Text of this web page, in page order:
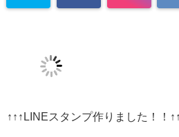
↑↑↑LINEスタンプ作りました！！